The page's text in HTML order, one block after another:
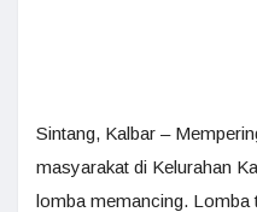
Sintang, Kalbar –
masyarakat di Kelurahan
lomba memancing. Lomba